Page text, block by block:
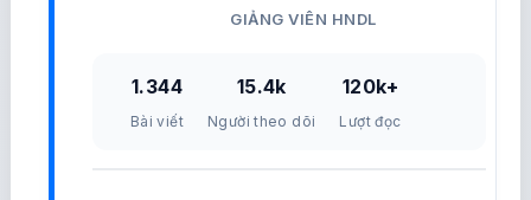
GIẢNG VIÊN HNDL
1.344
Bài viết
15.4k
Người theo dõi
120k+
Lượt đọc